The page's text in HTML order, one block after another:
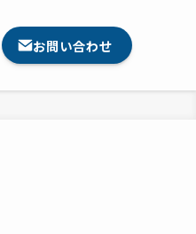
お問い合わせ